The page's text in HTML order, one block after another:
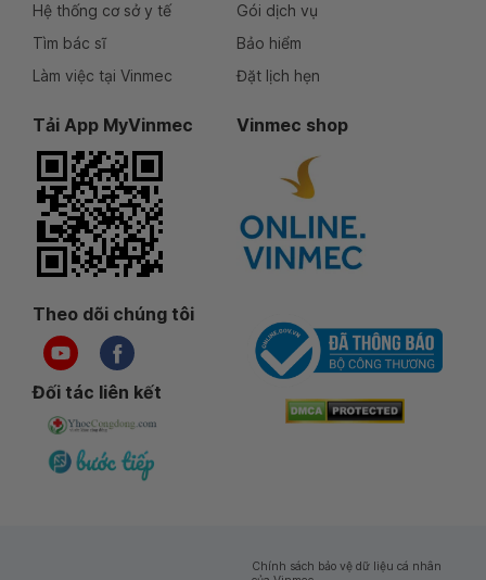
Hệ thống cơ sở y tế
Tìm bác sĩ
Làm việc tại Vinmec
Gói dịch vụ
Bảo hiểm
Đặt lịch hẹn
Tải App MyVinmec Vinmec shop
Theo dõi chúng tôi
Đối tác liên kết
Chính sách bảo vệ dữ liệu cá nhân